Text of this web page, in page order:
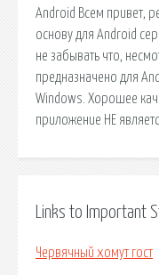
Android Всем привет,
основу для Android
не забывать что,
предназначено для
Windows. Хорошее
приложение НЕ
Links to Important
Червячный хомут гост